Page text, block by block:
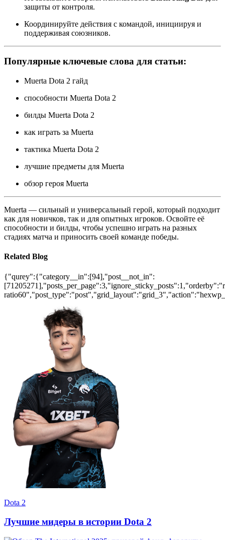
защиты от контроля.
Координируйте действия с командой, инициируя и
поддерживая союзников.
Популярные ключевые слова для статьи:
Muerta Dota 2 гайд
способности Muerta Dota 2
билды Muerta Dota 2
как играть за Muerta
тактика Muerta Dota 2
лучшие предметы для Muerta
обзор героя Muerta
Muerta — сильный и универсальный герой, который подходит
как для новичков, так и для опытных игроков. Освойте её
способности и билды, чтобы успешно играть на разных
стадиях матча и приносить своей команде победы.
Related Blog
{"qurey":{"category__in":[94],"post__not_in":
Dota 2
Лучшие мидеры в истории Dota 2